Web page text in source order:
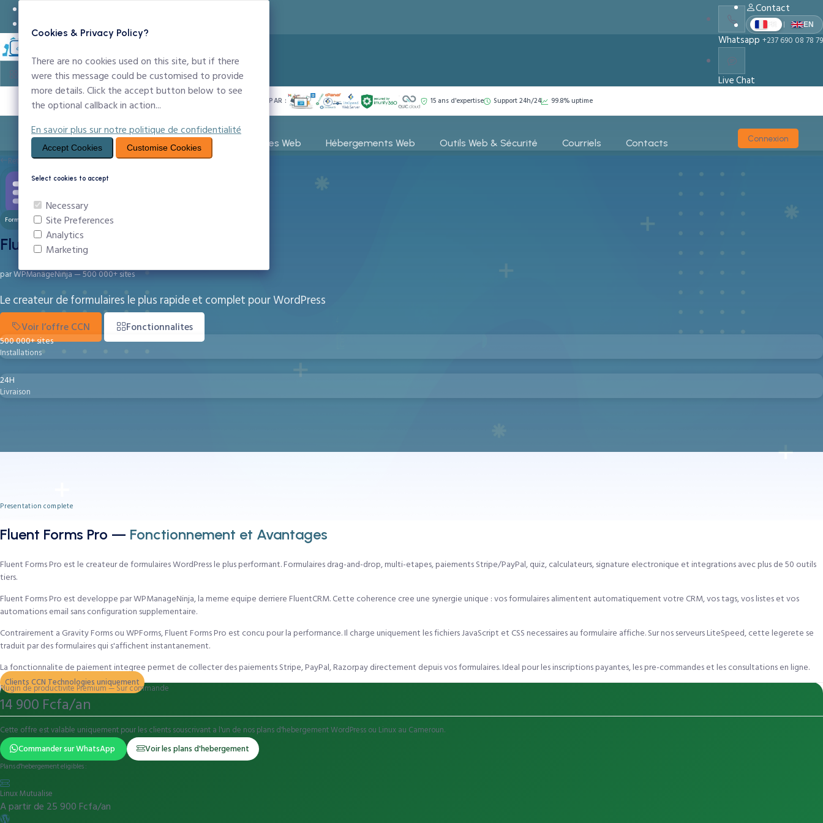
Contact
| EN
Whatsapp +237 690 08 78 79
Live Chat
PROPULSÉ PAR : 15 ans d'expertise Support 24h/24 99.8% uptime
Entreprise Noms de Domaine Création Sites Web Hébergements Web Outils Web & Sécurité Courriels Contacts Connexion
Retour aux Plugins de productivite
Formulaires Avances
Fluent Forms Pro
par WPManageNinja — 500 000+ sites
Le createur de formulaires le plus rapide et complet pour WordPress
Voir l’offre CCN Fonctionnalites
500 000+ sites
Installations
24H
Livraison
Presentation complete
Fluent Forms Pro — Fonctionnement et Avantages
Fluent Forms Pro est le createur de formulaires WordPress le plus performant. Formulaires drag-and-drop, multi-etapes, paiements Stripe/PayPal, quiz, calculateurs, signature electronique et integrations avec plus de 50 outils
tiers.
Fluent Forms Pro est developpe par WPManageNinja, la meme equipe derriere FluentCRM. Cette coherence cree une synergie unique : vos formulaires alimentent automatiquement votre CRM, vos tags, vos listes et vos
automations email sans configuration supplementaire.
Contrairement a Gravity Forms ou WPForms, Fluent Forms Pro est concu pour la performance. Il charge uniquement les fichiers JavaScript et CSS necessaires au formulaire affiche. Sur nos serveurs LiteSpeed, cette legerete se
traduit par des formulaires qui s'affichent instantanement.
La fonctionnalite de paiement integree permet de collecter des paiements Stripe, PayPal, Razorpay directement depuis vos formulaires. Ideal pour les inscriptions payantes, les pre-commandes et les consultations en ligne.
Clients CCN Technologies uniquement
Plugin de productivite Premium — Sur commande
14 900 Fcfa/an
Cette offre est valable uniquement pour les clients souscrivant a l'un de nos plans d'hebergement WordPress ou Linux au Cameroun.
Commander sur WhatsApp Voir les plans d'hebergement
Plans d'hebergement eligibles :
Linux Mutualise
A partir de 25 900 Fcfa/an
Cookies & Privacy Policy?
There are no cookies used on this site, but if there
were this message could be customised to provide
more details. Click the accept button below to see
the optional callback in action...
En savoir plus sur notre politique de confidentialité
Accept Cookies Customise Cookies
Select cookies to accept
Necessary
Site Preferences
Analytics
Marketing